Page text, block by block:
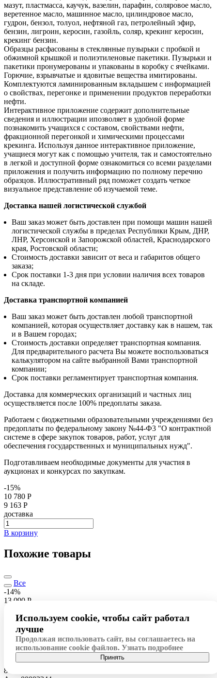
мазут, пластмасса, каучук, вазелин, парафин, соляровое масло,
веретенное масло, машинное масло, цилиндровое масло,
гудрон, бензол, толуол, нефтяной газ, петролейный эфир,
бензин, лигроин, керосин, газойль, соляр, крекинг керосин,
крекинг бензин.
Образцы расфасованы в стеклянные пузырьки с пробкой и
обжимной крышкой и полиэтиленовые пакетики. Пузырьки и
пакетики пронумерованы и упакованы в коробку с ячейками.
Горючие, взрывчатые и ядовитые вещества имитированы.
Комплектуются ламинированным вкладышем с информацией
о свойствах, перегонке и применении продуктов переработки
нефти.
Интерактивное приложение содержит дополнительные
сведения и иллюстрации ипозволяет в удобной форме
познакомить учащихся с составом, свойствами нефти,
фракционной перегонкой и химическими процессами
крекинга. Используя данное интерактивное приложение,
учащиеся могут как с помощью учителя, так и самостоятельно
в легкой и доступной форме ознакомиться со всеми разделами
приложения и получить информацию по полному перечню
образцов. Иллюстративный ряд поможет создать четкое
визуальное представление об изучаемой теме.
Доставка нашей логистической службой
Ваш заказ может быть доставлен при помощи машин нашей
логистической службы в пределах Республики Крым, ДНР,
ЛНР, Херсонской и Запорожской областей, Краснодарского
края, Ростовской области;
Стоимость доставки зависит от веса и габаритов общего
заказа;
Срок поставки 1-3 дня при условии наличия всех товаров
на складе.
Доставка транспортной компанией
Ваш заказ может быть доставлен любой транспортной
компанией, которая осуществляет доставку как в нашем, так
и в Вашем городах;
Стоимость доставки определяет транспортная компания.
Для предварительного расчета Вы можете воспользоваться
калькулятором на сайте выбранной Вами транспортной
компании;
Срок поставки регламентирует транспортная компания.
Доставка для коммерческих организаций и частных лиц
осуществляется после 100% предоплаты заказа.
Работаем с бюджетными образовательными учреждениями без
предоплаты по федеральному закону №44-Ф3 "О контрактной
системе в сфере закупок товаров, работ, услуг для
обеспечения государственных и муниципальных нужд".
Подготавливаем необходимые документы для участия в
аукционах и конкурсах по закупкам.
-15%
10 780 Р
9 163 Р
доставка
В корзину
Похожие товары
Все
-14%
13 090 Р
11 127Р
доставка
Натурально-интерактивные пособия
Коллекция натурально-интерактивная "Пластмассы"
Подробнее
-15%
8 540 Р
Используем cookie, чтобы сайт работал
лучше
Продолжая использовать сайт, вы соглашаетесь на
использование cookie файлов. Узнать подробнее
Принять